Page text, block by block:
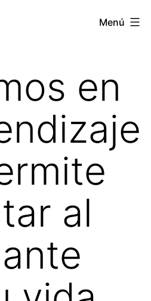
Menú
en
al